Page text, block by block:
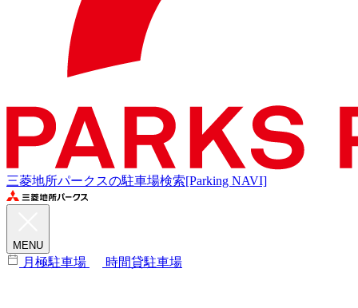
三菱地所パークスの駐車場検索[Parking NAVI]
MENU
月極駐車場 時間貸駐車場